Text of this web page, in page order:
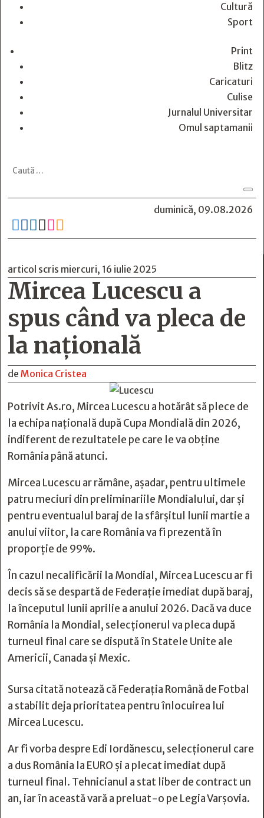
Cultură
Sport
Print
Blitz
Caricaturi
Culise
Jurnalul Universitar
Omul saptamanii
duminică, 09.08.2026
     
articol scris miercuri, 16 iulie 2025
Mircea Lucescu a
spus când va pleca de
la națională
de Monica Cristea
PotrivitAs.ro, Mircea Lucescu a hotărât să plece de
la echipa națională după Cupa Mondială din 2026,
indiferent de rezultatele pe care le va obține
România până atunci.
Mircea Lucescu ar rămâne, așadar, pentru ultimele
patru meciuri din preliminariile Mondialului, dar și
pentru eventualul baraj de la sfârșitul lunii martie a
anului viitor, la care România va fi prezentă în
proporție de 99%.
În cazul necalificării la Mondial, Mircea Lucescu ar fi
decis să se despartă de Federație imediat după baraj,
la începutul lunii aprilie a anului 2026. Dacă va duce
România la Mondial, selecționerul va pleca după
turneul final care se dispută în Statele Unite ale
Americii, Canada și Mexic.
Sursa citată notează că Federația Română de Fotbal
a stabilit deja prioritatea pentru înlocuirea lui
Mircea Lucescu.
Ar fi vorba despre Edi Iordănescu, selecționerul care
a dus România la EURO și a plecat imediat după
turneul final. Tehnicianul a stat liber de contract un
an, iar în această vară a preluat-o pe Legia Varșovia.